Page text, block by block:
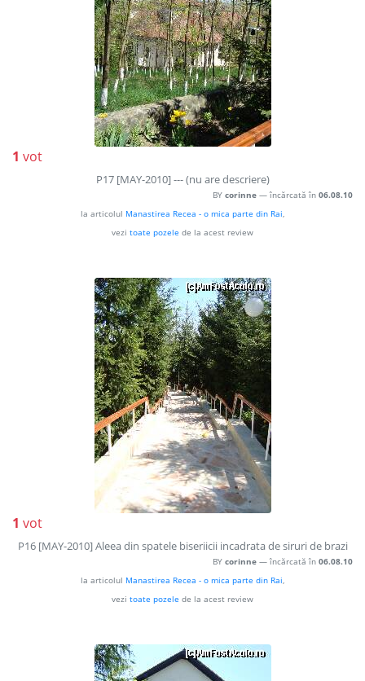
1 vot
P17 [MAY-2010] --- (nu are descriere)
BY corinne — încărcată în 06.08.10
la articolul Manastirea Recea - o mica parte din Rai,
vezi toate pozele de la acest review
1 vot
P16 [MAY-2010] Aleea din spatele biseriicii incadrata de siruri de brazi
BY corinne — încărcată în 06.08.10
la articolul Manastirea Recea - o mica parte din Rai,
vezi toate pozele de la acest review